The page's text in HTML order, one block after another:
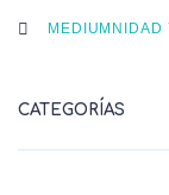
MEDIUMNIDAD
CATEGORÍAS